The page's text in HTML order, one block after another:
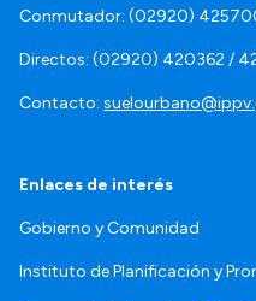
Conmutador: (02920)
Directos: (02920) 420362 /
Contacto:
Enlaces de interés
Gobierno y Comunidad
Instituto de Planificación y